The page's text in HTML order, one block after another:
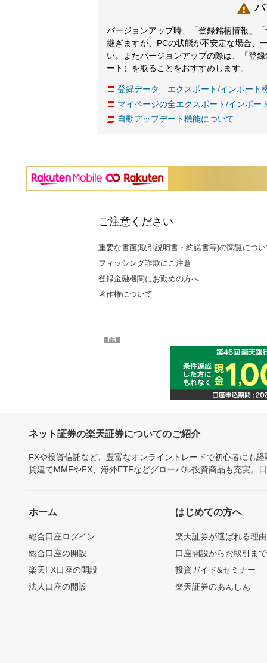

バージョンアップ時、「登録銘柄情報」
継ぎますが、PCの状態が不安定な場合、
い。またバージョンアップの際は、「登
ート）を取ることをおすすめします。
登録データ エクスポート/インポート
マイページの全エクスポート/インポー
自動アップデート機能について
ご注意ください
重要な書面(取引説明書・約諾書等)の閲覧につ
フィッシング詐欺にご注意
登録金融機関にお勤めの方へ
著作権について
PR
ネット証券の楽天証券についてのご紹介
FXや投資信託など、豊富なオンライントレードで初心者にも
貨建てMMFやFX、海外ETFなどグローバル投資商品も充実。
ホーム
総合口座ログイン
総合口座の開設
楽天FX口座の開設
法人口座の開設
はじめての方へ
楽天証券が選ばれる理由
口座開設からお取引ま
投資ガイド&セミナー
楽天証券のあんしん